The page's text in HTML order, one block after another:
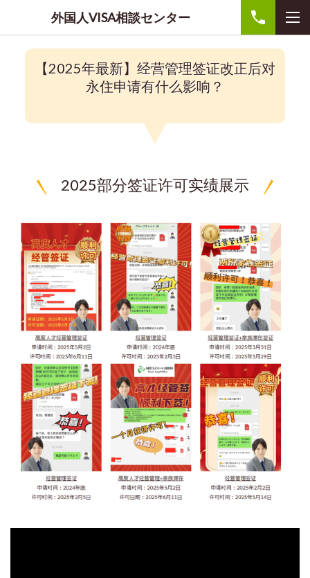
外国人VISA相談センター
【2025年最新】经营管理签证改正后对
永住申请有什么影响？
2025部分签证许可实绩展示